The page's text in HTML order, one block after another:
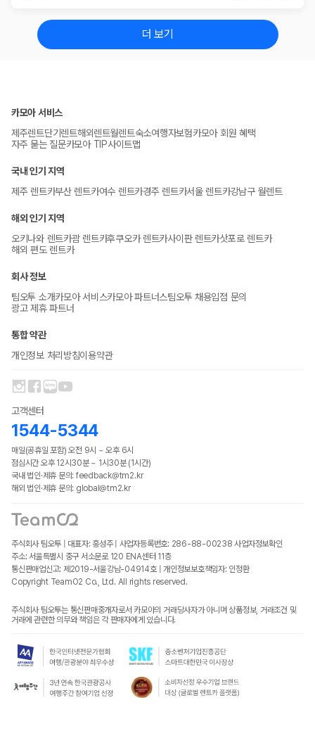
더 보기
카모아 서비스
제주렌트단기렌트해외렌트월렌트숙소여행자보험카모아 회원 혜택
자주 묻는 질문카모아 TIP사이트맵
국내 인기 지역
제주 렌트카부산 렌트카여수 렌트카경주 렌트카서울 렌트카강남구 월렌트
해외 인기 지역
오키나와 렌트카괌 렌트카후쿠오카 렌트카사이판 렌트카삿포로 렌트카
해외 편도 렌트카
회사 정보
팀오투 소개카모아 서비스카모아 파트너스팀오투 채용입점 문의
광고 제휴 파트너
통합 약관
개인정보 처리방침이용약관
고객센터
1544-5344
매일(공휴일 포함) 오전 9시 ~ 오후 6시
점심시간 오후 12시30분 ~ 1시30분 (1시간)
국내 법인·제휴 문의: feedback@tm2.kr
해외 법인·제휴 문의: global@tm2.kr
주식회사 팀오투 | 대표자: 홍성주 | 사업자등록번호: 286-88-00238 사업자정보확인
주소: 서울특별시 중구 서소문로 120 ENA센터 11층
통신판매업신고: 제2019-서울강남-04914호 | 개인정보보호책임자: 인정환
Copyright TeamO2 Co., Ltd. All rights reserved.
주식회사 팀오투는 통신판매중개자로서 카모아의 거래당사자가 아니며 상품정보, 거래조건 및
거래에 관련한 의무와 책임은 각 판매자에게 있습니다.